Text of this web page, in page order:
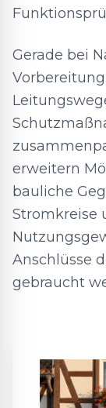
Gerade bei
erweitern
bauliche
Stromkreise
Anschlüsse
gebraucht